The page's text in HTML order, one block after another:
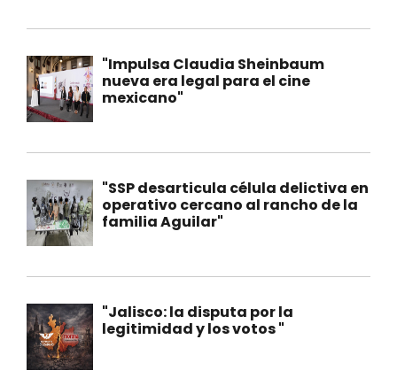
"Impulsa Claudia Sheinbaum
nueva era legal para el cine
mexicano"
"SSP desarticula célula delictiva en
operativo cercano al rancho de la
familia Aguilar"
"Jalisco: la disputa por la
legitimidad y los votos "